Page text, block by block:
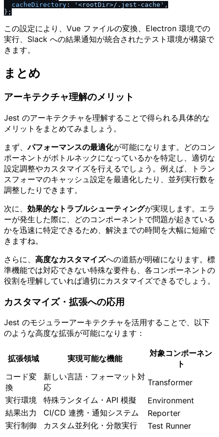
cacheDirectory : '<rootDir>/ .jest-cache' ,
この設定により、Vue ファイルの変換、Electron 環境での
実行、Slack への結果通知が統合されたテスト環境が構築で
きます。
まとめ
アーキテクチャ理解のメリット
Jest のアーキテクチャを理解することで得られる具体的な
メリットをまとめてみましょう。
まず、パフォーマンスの最適化が可能になります。どのコン
ポーネントがボトルネックになっているかを特定し、適切な
設定調整やカスタマイズを行えるでしょう。例えば、トラン
スフォーマのキャッシュ設定を最適化したり、並列実行数を
調整したりできます。
次に、 効果的なトラブルシューティングが実現します。エラ
ーが発生した際に、どのコンポーネントで問題が起きている
かを迅速に特定できるため、解決までの時間を大幅に短縮で
きますね。
さらに、 高度なカスタマイズへの道筋が明確になります。標
準機能では対応できない特殊な要件も、各コンポーネントの
役割を理解していれば適切にカスタマイズできるでしょう。
カスタマイズ・拡張への応用
Jest のモジュラーアーキテクチャを活用することで、以下
のような高度な拡張が可能になります：
拡張領域 実現可能な機能
対象コンポーネン
ト
コード変
換
新しい言語・フォーマット対
応
Transformer
実行環境
特殊ランタイム・API 模擬
Environment
結果出力
CI/CD 連携・通知システム
Reporter
実行制御
カスタム並列化・分散実行
Test Runner